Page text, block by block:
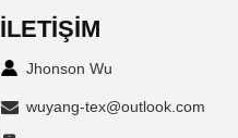
İLETIŞIM
Jhonson Wu
wuyang-tex@outlook.com